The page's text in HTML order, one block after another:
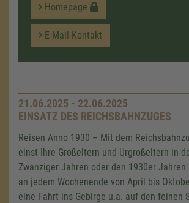
Homepage
E-Mail-Kontakt
21.06.2025 - 22.06.2025
EINSATZ DES REICHSBAHNZUGES
Reisen Anno 1930 – Mit dem
einst Ihre Großeltern und Urgroßeltern in
Zwanziger Jahren oder den 1930er Jahren
an jedem Wochenende von April bis
eine Fahrt ins Gebirge u.a. auf den feinen